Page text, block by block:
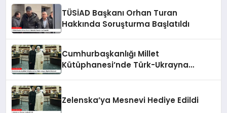
TÜSİAD Başkanı Orhan Turan
Hakkında Soruşturma Başlatıldı
Cumhurbaşkanlığı Millet
Kütüphanesi’nde Türk-Ukrayna
Zelenska’ya Mesnevi Hediye Edildi